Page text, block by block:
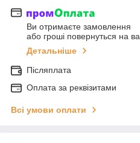
Ви отримаєте замовлення
або гроші повернуться на
Детальніше
Післяплата
Оплата за реквізитами
Всі умови оплати